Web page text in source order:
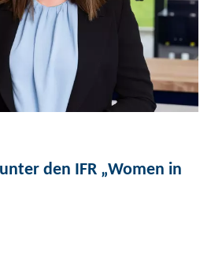
den IFR „Women in